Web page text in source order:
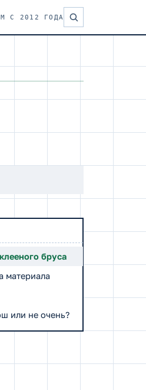
С 2012 ГОДА
бруса
материала
или не очень?